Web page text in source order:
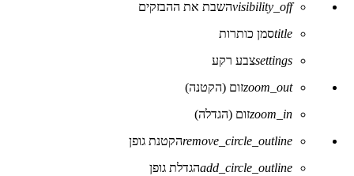
של
visibility_offהשבת את ההבזקים
titleסמן כותרות
settingsצבע רקע
zoom_outזום (הקטנה)
zoom_inזום (הגדלה)
remove_circle_outlineהקטנת גופן
add_circle_outlineהגדלת גופן